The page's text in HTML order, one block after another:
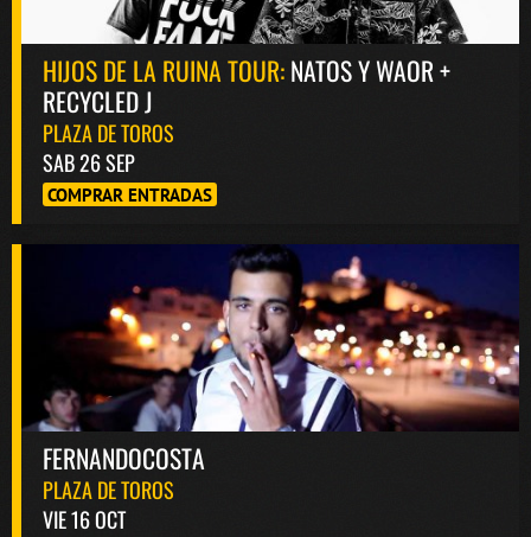
HIJOS DE LA RUINA TOUR:NATOS Y WAOR +
RECYCLED J
PLAZA DE TOROS
SAB 26 SEP
COMPRAR ENTRADAS
FERNANDOCOSTA
PLAZA DE TOROS
VIE 16 OCT